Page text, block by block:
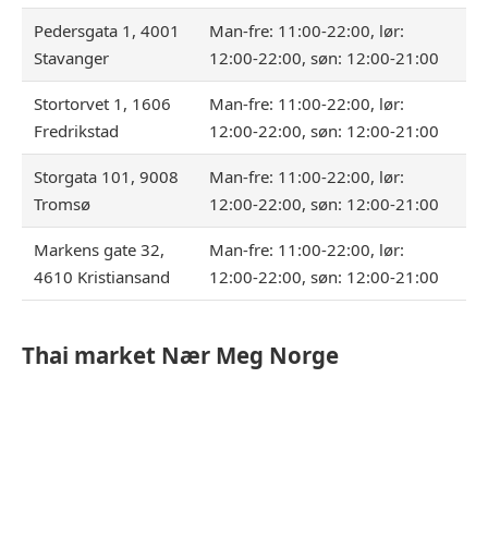
Pedersgata 1, 4001
Stavanger
Man-fre: 11:00-22:00, lør:
12:00-22:00, søn: 12:00-21:00
Stortorvet 1, 1606
Fredrikstad
Man-fre: 11:00-22:00, lør:
12:00-22:00, søn: 12:00-21:00
Storgata 101, 9008
Tromsø
Man-fre: 11:00-22:00, lør:
12:00-22:00, søn: 12:00-21:00
Markens gate 32,
4610 Kristiansand
Man-fre: 11:00-22:00, lør:
12:00-22:00, søn: 12:00-21:00
Thai market Nær Meg Norge